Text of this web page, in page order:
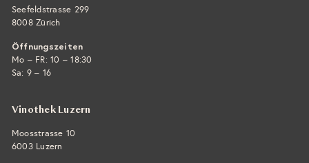
Seefeldstrasse 299
8008 Zürich
Öffnungszeiten
Mo – FR: 10 – 18:30
Sa: 9 – 16
Vinothek Luzern
Moosstrasse 10
6003 Luzern